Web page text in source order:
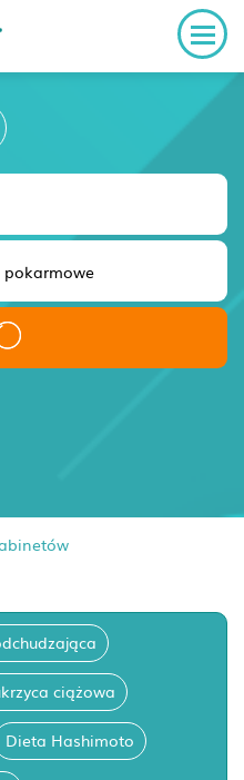
ciążowa
Dieta Hashimoto